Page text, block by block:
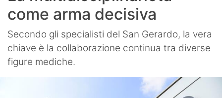
come arma decisiva
Secondo gli specialisti del San Gerardo, la vera
chiave è la collaborazione continua tra diverse
figure mediche.